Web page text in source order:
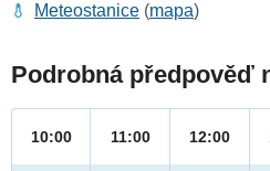
Meteostanice (mapa)
Podrobná předpověď
10:00 11:00 12:00